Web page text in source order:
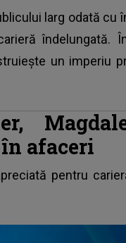
larg odată cu
îndelungată.
un imperiu
afaceri
pentru